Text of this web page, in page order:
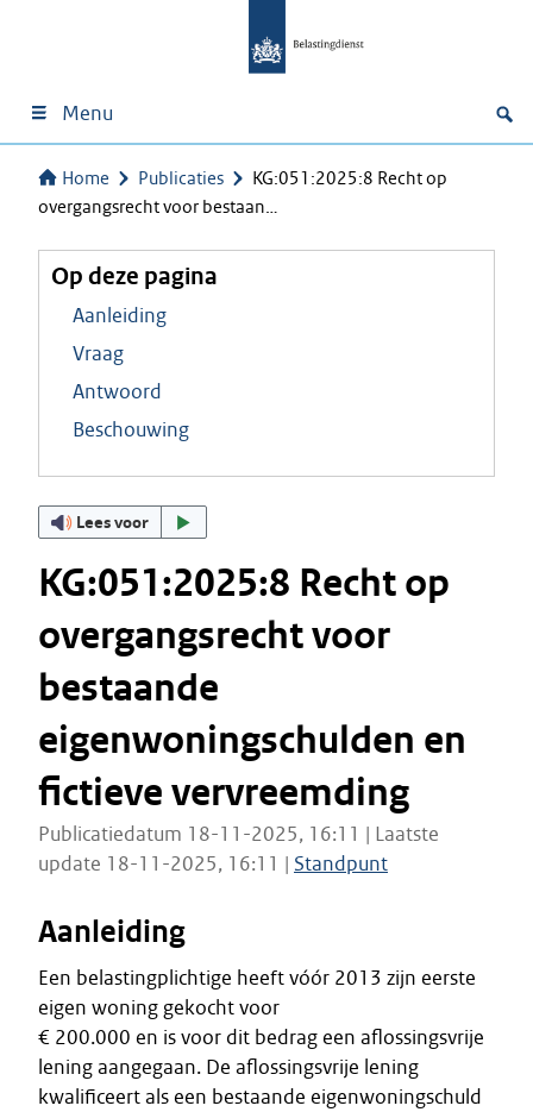
Menu
Home Publicaties
KG:051:2025:8 Recht op
overgangsrecht voor bestaan…
Op deze pagina
Aanleiding
Vraag
Antwoord
Beschouwing
Lees voor
KG:051:2025:8 Recht op
overgangsrecht voor
bestaande
eigenwoningschulden en
fictieve vervreemding
Publicatiedatum 18-11-2025, 16:11 | Laatste
update 18-11-2025, 16:11 | Standpunt
Aanleiding
Een belastingplichtige heeft vóór 2013 zijn eerste
eigen woning gekocht voor
€ 200.000 en is voor dit bedrag een aflossingsvrije
lening aangegaan. De aflossingsvrije lening
kwalificeert als een bestaande eigenwoningschuld